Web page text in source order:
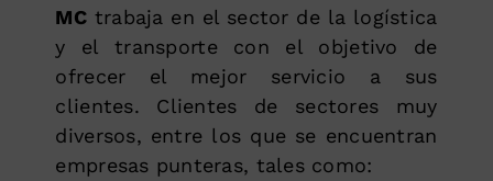
MCtrabaja en el sector de la logística
y el transporte con el objetivo de
ofrecer el mejor servicio a sus
clientes. Clientes de sectores muy
diversos, entre los que se encuentran
empresas punteras, tales como: